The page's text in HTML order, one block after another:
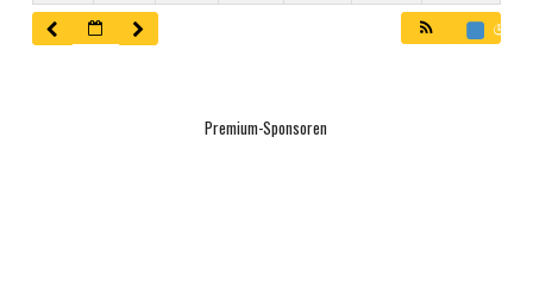
20:00
Premium-Sponsoren